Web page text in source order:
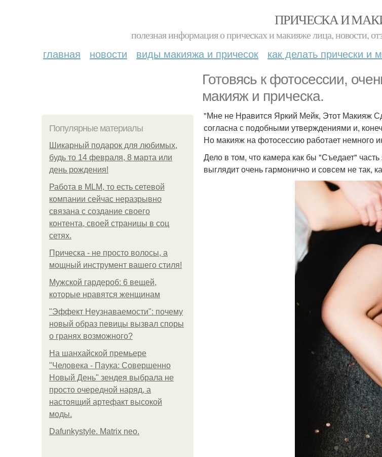
ПРИЧЕСКА И
полезная информация о прическах и макияже лица, новости,
главная новости виды макияжа и причесок как делать прически и
Готовясь к фотосессии,
макияж и прическа.
Популярные материалы
Шикарный подарок для любимых,
будь то 14 февраля, 8 марта или
день рождения!
Работа в MLM, то есть сетевой
компании сейчас неразрывно
связана с создание своего
контента, своей страницы в соц
сетях.
Прическа - не просто волосы, а
мощный инструмент вашего стиля!
Мужской гардероб: 6 вещей,
которые нравятся женщинам
"Эффект Неузнаваемости": почему
новый образ певицы вызвал споры
о гранях возможного?
На шанхайской премьере
"Человека - Паука: Совершенно
Новый День" зендея выбрала не
просто очередной наряд, а
настоящий артефакт высокой
моды.
Dafunkystyle. Matrix neo.
"Мне не Нравится Яркий Мейк, Этот Макияж
согласна с подобными утверждениями и,
Но макияж на фотосессию работает немного
Дело в том, что камера как бы "Съедает"
выглядит очень гармонично и совсем не так,